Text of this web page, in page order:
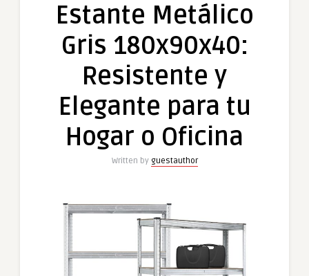
Gris
Resistente
Elegante
para
tu
Estante Metálico
Gris 180x90x40:
Resistente y
Elegante para tu
Hogar o Oficina
Written by guestauthor